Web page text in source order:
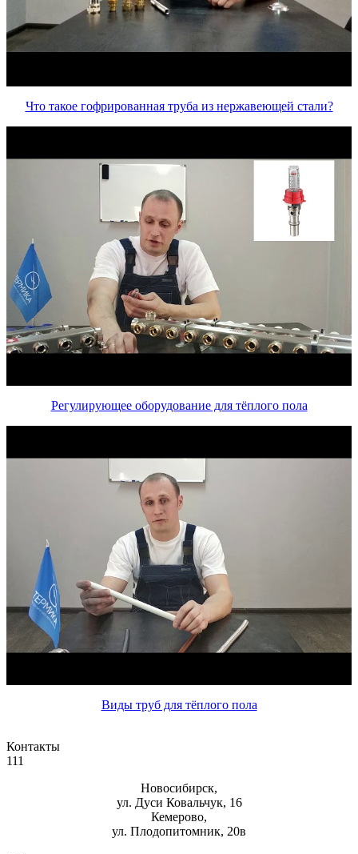
Что такое гофрированная труба из нержавеющей стали?
Регулирующее оборудование для тёплого пола
Виды труб для тёплого пола
Контакты
111
Новосибирск,
ул. Дуси Ковальчук, 16
Кемерово,
ул. Плодопитомник, 20в